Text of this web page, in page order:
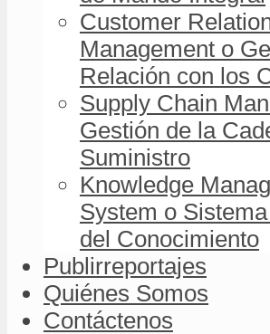
Customer
Management o
Relación con los
Supply Chain
Gestión de la
Suministro
Knowledge
System o
del Conocimiento
Publirreportajes
Quiénes Somos
Contáctenos